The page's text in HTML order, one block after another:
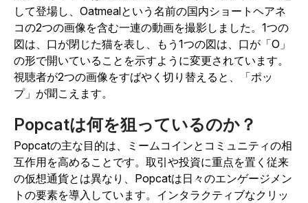
して登場し、Oatmealという名前の国内ショートヘアネ
コの2つの画像を含む一連の動画を撮影しました。1つの
図は、口が閉じた猫を表し、もう1つの図は、口が「O」
の形で開いていることを示すように変更されています。
視聴者が2つの画像をすばやく切り替えると、「ポッ
プ」が聞こえます。
Popcatは何を狙っているのか？
Popcatの主な目的は、ミームコインとコミュニティの相
互作用を高めることです。取引や投資に重点を置く従来
の仮想通貨とは異なり、Popcatは日々のエンゲージメン
トの要素を導入しています。インタラクティブなクリッ